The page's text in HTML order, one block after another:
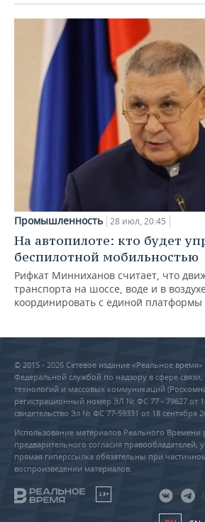
Промышленность 28 июл, 20:45
На автопилоте: кто будет
беспилотной мобильностью
Рифкат Минниханов считает, что
транспорта на шоссе, воде и в
координировать с единой платформы
© 2015 - 2026 Сетевое издание «Реальное
Федеральной службой по надзору в сфере
технологий и массовых коммуникаций
регистрационный номер ЭЛ № ФС 77 - 79627 от
свидетельство Эл № ФС 77-59331 от 18 сентября
Использование материалов Реального Времени
предварительного согласия правообладателей,
прямая гиперссылка обязательны при
воспроизведении материалов.
18+